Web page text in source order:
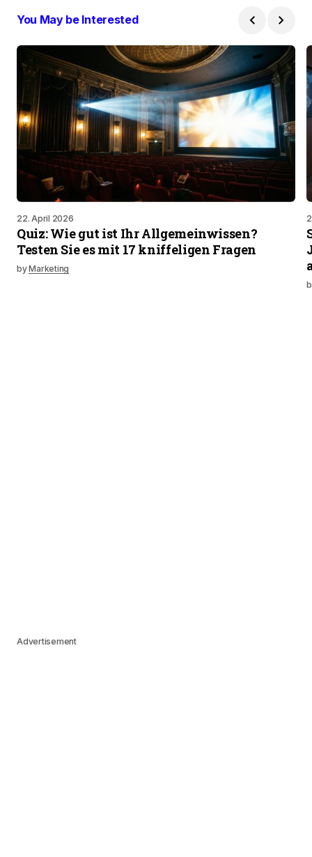
You May be Interested
22. April 2026
Quiz: Wie gut ist Ihr Allgemeinwissen?
Testen Sie es mit 17 kniffeligen Fragen
byMarketing
Advertisement